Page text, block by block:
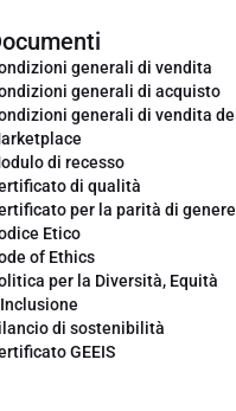
generali di vendita
generali di acquisto
generali di vendita del
di recesso
di qualità
per la parità di genere
Etico
of Ethics
per la Diversità, Equità
di sostenibilità
GEEIS